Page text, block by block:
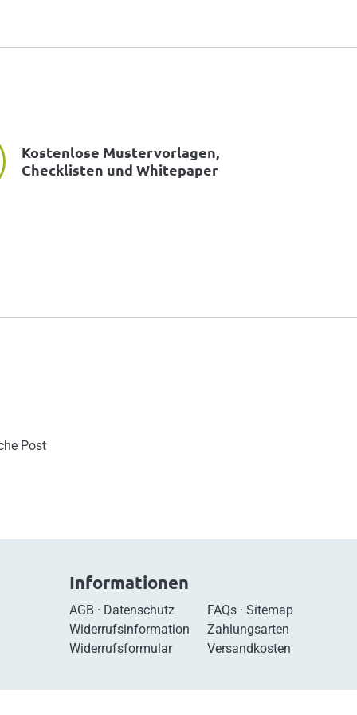
Kostenlose Mustervorlagen,
Checklisten und Whitepaper
Post
Informationen
AGB · Datenschutz
Widerrufsinformation
Widerrufsformular
FAQs· Sitemap
Zahlungsarten
Versandkosten